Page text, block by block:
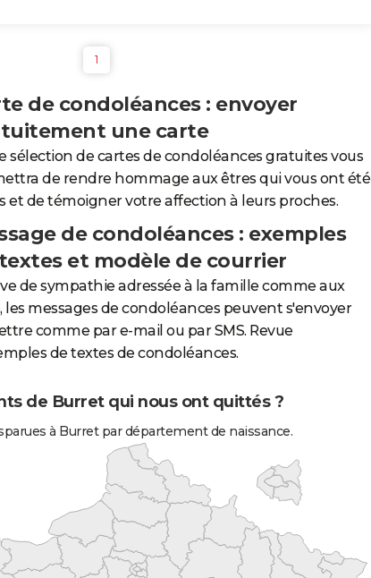
1
de condoléances : envoyer
une carte
sélection de cartes de condoléances gratuites vous
de rendre hommage aux êtres qui vous ont été
et de témoigner votre affection à leurs proches.
de condoléances : exemples
et modèle de courrier
de sympathie adressée à la famille comme aux
les messages de condoléances peuvent s'envoyer
comme par e-mail ou par SMS. Revue
de textes de condoléances.
de Burret qui nous ont quittés ?
à Burret par département de naissance.